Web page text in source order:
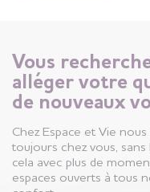
Vous
alléger votre
de nouveaux
Chez Espace et Vie
toujours chez vous,
cela avec plus de
espaces ouverts à tous